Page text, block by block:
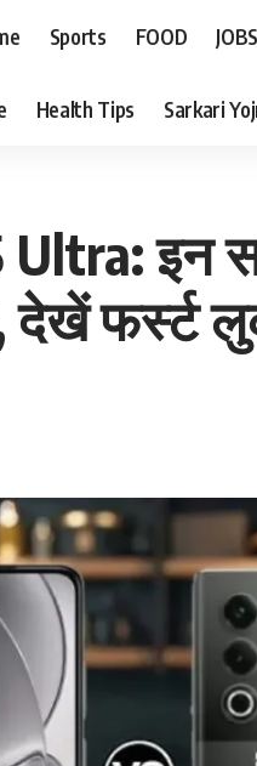
Sports FOOD JOBS
Health Tips Sarkari
इन
देखें फर्स्ट